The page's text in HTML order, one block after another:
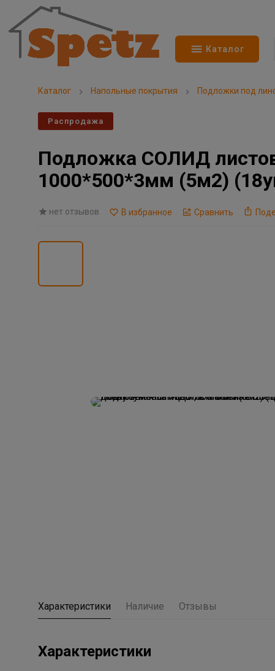
Каталог
Каталог Напольные покрытия Подложки под
Распродажа
Подложка СОЛИД
1000*500*3мм (5м2)
нет отзывов В избранное Сравнить
Характеристики Наличие Отзывы
Характеристики